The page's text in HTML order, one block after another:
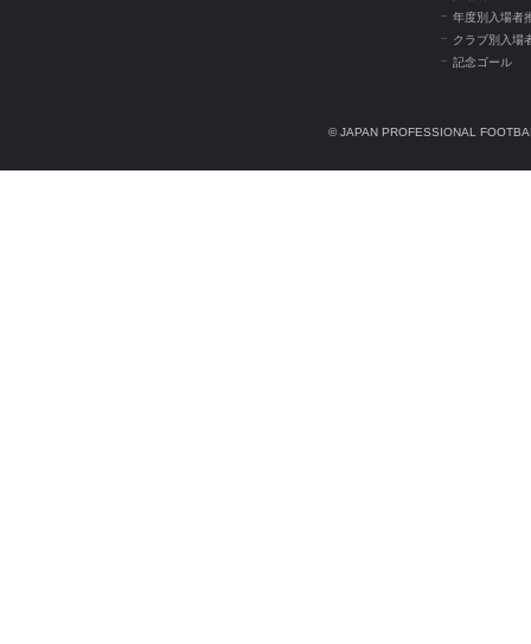
年度別入場者
クラブ別入場
記念ゴール
© JAPAN PROFESSIONAL